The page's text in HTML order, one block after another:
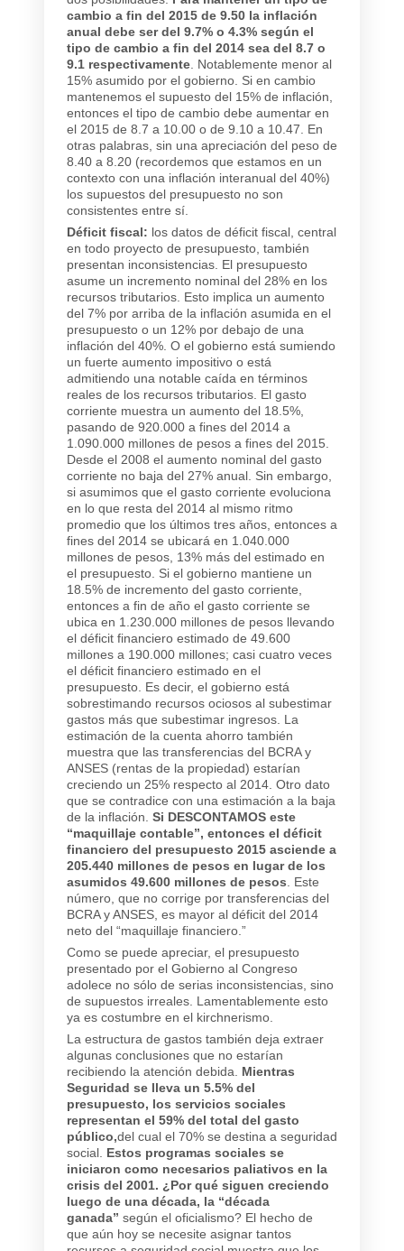
cambio a fin del 2015 de 9.50 la inflación
anual debe ser del 9.7% o 4.3% según el
tipo de cambio a fin del 2014 sea del 8.7 o
9.1 respectivamente . Notablemente menor al
15% asumido por el gobierno. Si en cambio
mantenemos el supuesto del 15% de inflación,
entonces el tipo de cambio debe aumentar en
el 2015 de 8.7 a 10.00 o de 9.10 a 10.47. En
otras palabras, sin una apreciación del peso de
8.40 a 8.20 (recordemos que estamos en un
contexto con una inflación interanual del 40%)
los supuestos del presupuesto no son
consistentes entre sí.
Déficit fiscal: los datos de déficit fiscal, central
en todo proyecto de presupuesto, también
presentan inconsistencias. El presupuesto
asume un incremento nominal del 28% en los
recursos tributarios. Esto implica un aumento
del 7% por arriba de la inflación asumida en el
presupuesto o un 12% por debajo de una
inflación del 40%. O el gobierno está sumiendo
un fuerte aumento impositivo o está
admitiendo una notable caída en términos
reales de los recursos tributarios. El gasto
corriente muestra un aumento del 18.5%,
pasando de 920.000 a fines del 2014 a
1.090.000 millones de pesos a fines del 2015.
Desde el 2008 el aumento nominal del gasto
corriente no baja del 27% anual. Sin embargo,
si asumimos que el gasto corriente evoluciona
en lo que resta del 2014 al mismo ritmo
promedio que los últimos tres años, entonces a
fines del 2014 se ubicará en 1.040.000
millones de pesos, 13% más del estimado en
el presupuesto. Si el gobierno mantiene un
18.5% de incremento del gasto corriente,
entonces a fin de año el gasto corriente se
ubica en 1.230.000 millones de pesos llevando
el déficit financiero estimado de 49.600
millones a 190.000 millones; casi cuatro veces
el déficit financiero estimado en el
presupuesto. Es decir, el gobierno está
sobrestimando recursos ociosos al subestimar
gastos más que subestimar ingresos. La
estimación de la cuenta ahorro también
muestra que las transferencias del BCRA y
ANSES (rentas de la propiedad) estarían
creciendo un 25% respecto al 2014. Otro dato
que se contradice con una estimación a la baja
de la inflación. Si DESCONTAMOS este
“maquillaje contable”, entonces el déficit
financiero del presupuesto 2015 asciende a
205.440 millones de pesos en lugar de los
asumidos 49.600 millones de pesos . Este
número, que no corrige por transferencias del
BCRA y ANSES, es mayor al déficit del 2014
neto del “maquillaje financiero.”
Como se puede apreciar, el presupuesto
presentado por el Gobierno al Congreso
adolece no sólo de serias inconsistencias, sino
de supuestos irreales. Lamentablemente esto
ya es costumbre en el kirchnerismo.
La estructura de gastos también deja extraer
algunas conclusiones que no estarían
recibiendo la atención debida. Mientras
Seguridad se lleva un 5.5% del
presupuesto, los servicios sociales
representan el 59% del total del gasto
público,del cual el 70% se destina a seguridad
social. Estos programas sociales se
iniciaron como necesarios paliativos en la
crisis del 2001. ¿Por qué siguen creciendo
luego de una década, la “década
ganada” según el oficialismo? El hecho de
que aún hoy se necesite asignar tantos